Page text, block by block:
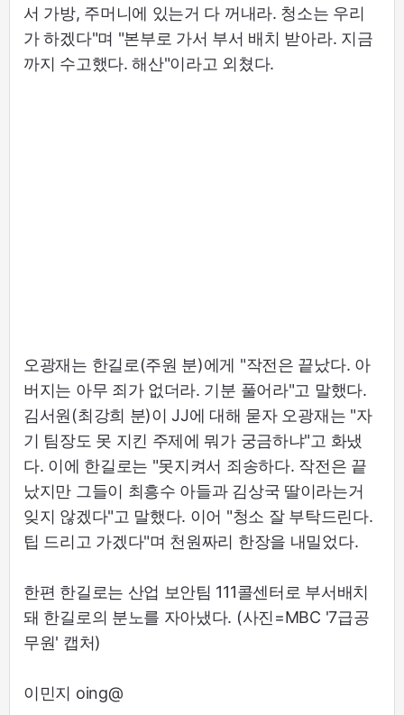
서 가방, 주머니에 있는거 다 꺼내라. 청소는 우리
가 하겠다"며 "본부로 가서 부서 배치 받아라. 지금
까지 수고했다. 해산"이라고 외쳤다.
오광재는 한길로(주원 분)에게 "작전은 끝났다. 아
버지는 아무 죄가 없더라. 기분 풀어라"고 말했다.
김서원(최강희 분)이 JJ에 대해 묻자 오광재는 "자
기 팀장도 못 지킨 주제에 뭐가 궁금하냐"고 화냈
다. 이에 한길로는 "못지켜서 죄송하다. 작전은 끝
났지만 그들이 최흥수 아들과 김상국 딸이라는거
잊지 않겠다"고 말했다. 이어 "청소 잘 부탁드린다.
팁 드리고 가겠다"며 천원짜리 한장을 내밀었다.
한편 한길로는 산업 보안팀 111콜센터로 부서배치
돼 한길로의 분노를 자아냈다. (사진=MBC '7급공
무원' 캡처)
이민지 oing@